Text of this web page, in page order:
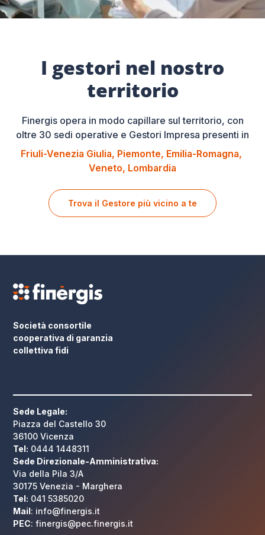
I gestori nel nostro
territorio
Finergis opera in modo capillare sul territorio, con
oltre 30 sedi operative e Gestori Impresa presenti in
Friuli-Venezia Giulia Piemonte Emilia-Romagna
Veneto Lombardia
Trova il Gestore più vicino a te
Società consortile
cooperativa di garanzia
collettiva fidi
Sede Legale:
Piazza del Castello 30
36100 Vicenza
Tel: 0444 1448311
Sede Direzionale-Amministrativa:
Via della Pila 3/A
30175 Venezia - Marghera
Tel: 041 5385020
Mail: info@finergis.it
PEC: finergis@pec.finergis.it